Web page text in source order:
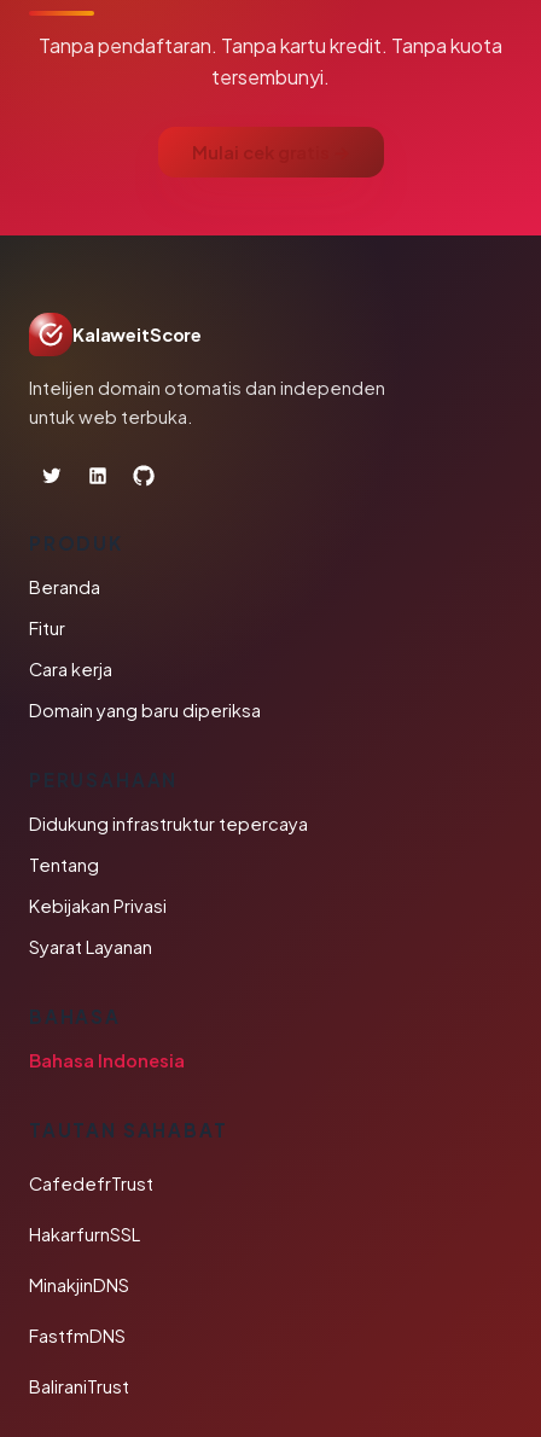
Tanpa pendaftaran. Tanpa kartu kredit. Tanpa kuota
tersembunyi.
Mulai cek gratis →
KalaweitScore
Intelijen domain otomatis dan independen
untuk web terbuka.
PRODUK
Beranda
Fitur
Cara kerja
Domain yang baru diperiksa
PERUSAHAAN
Didukung infrastruktur tepercaya
Tentang
Kebijakan Privasi
Syarat Layanan
BAHASA
Bahasa Indonesia
TAUTAN SAHABAT
CafedefrTrust
HakarfurnSSL
MinakjinDNS
FastfmDNS
BaliraniTrust